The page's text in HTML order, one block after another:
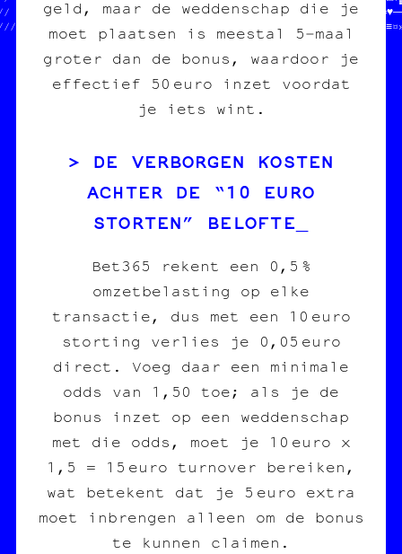
//
geld, maar de weddenschap die je
moet plaatsen is meestal 5‑maal
groter dan de bonus, waardoor je
effectief 50 euro inzet voordat
je iets wint.
DE VERBORGEN KOSTEN
ACHTER DE “10 EURO
STORTEN” BELOFTE
Bet365 rekent een 0,5 %
omzetbelasting op elke
transactie, dus met een 10 euro
storting verlies je 0,05 euro
direct. Voeg daar een minimale
odds van 1,50 toe; als je de
bonus inzet op een weddenschap
met die odds, moet je 10 euro x
1,5 = 15 euro turnover bereiken,
wat betekent dat je 5 euro extra
moet inbrengen alleen om de bonus
te kunnen claimen.